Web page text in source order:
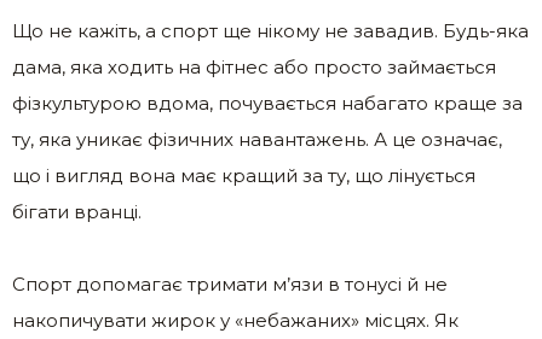
Що не кажіть, а спорт ще нікому не завадив. Будь-яка
дама, яка ходить на фітнес або просто займається
фізкультурою вдома, почувається набагато краще за
ту, яка уникає фізичних навантажень. А це означає,
що і вигляд вона має кращий за ту, що лінується
бігати вранці.
Спорт допомагає тримати м’язи в тонусі й не
накопичувати жирок у «небажаних» місцях. Як